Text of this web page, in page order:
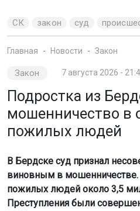
СК закон суд
Главная Новости Закон
Закон 7 августа 2026 -
Подростка из
мошенничество в
пожилых людей
В Бердске суд признал
виновным в мошенничестве.
пожилых людей около 3,5
Преступления были